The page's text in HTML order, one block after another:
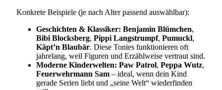
Konkrete Beispiele (je nach Alter passend auswählbar):
Geschichten & Klassiker: Benjamin Blümchen,
Bibi Blocksberg, Pippi Langstrumpf, Pumuckl,
Käpt’n Blaubär. Diese Tonies funktionieren oft
jahrelang, weil Figuren und Erzählweise vertraut sind.
Moderne Kinderwelten: Paw Patrol, Peppa Wutz,
Feuerwehrmann Sam – ideal, wenn dein Kind
gerade Serien liebt und „seine Welt“ wiederfinden